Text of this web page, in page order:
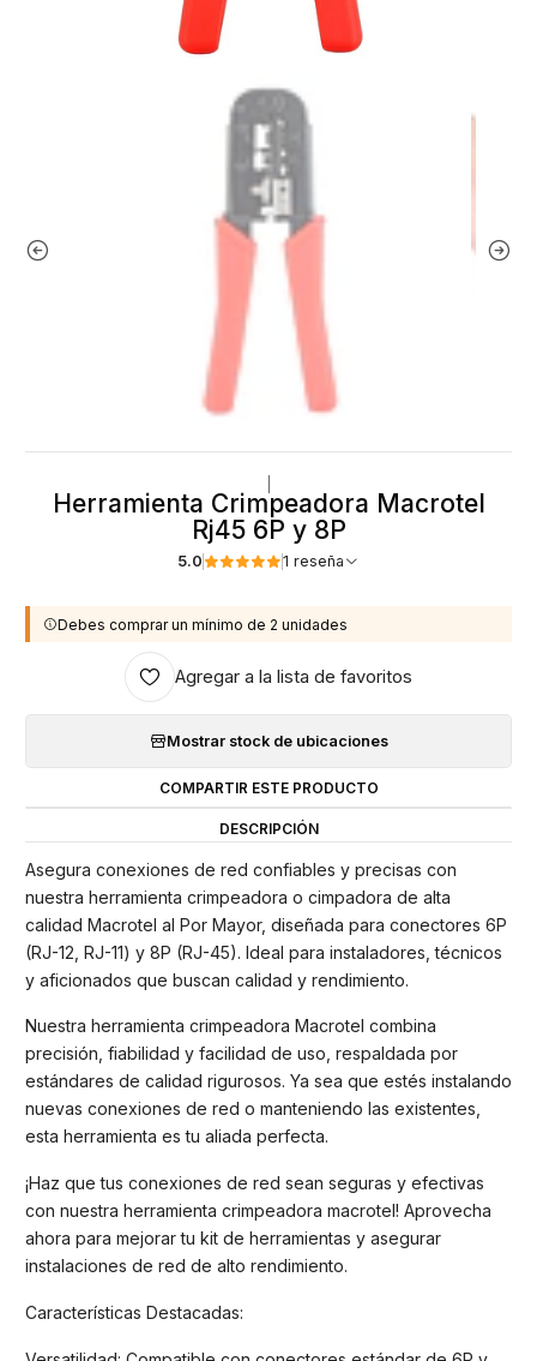
Herramienta Crimpeadora Macrotel
Rj45 6P y 8P
5.0 1 reseña
Debes comprar un mínimo de 2 unidades
Agregar a la lista de favoritos
Mostrar stock de ubicaciones
COMPARTIR ESTE PRODUCTO
DESCRIPCIÓN
Asegura conexiones de red confiables y precisas con
nuestra herramienta crimpeadora o cimpadora de alta
calidad Macrotel al Por Mayor, diseñada para conectores 6P
(RJ-12, RJ-11) y 8P (RJ-45). Ideal para instaladores, técnicos
y aficionados que buscan calidad y rendimiento.
Nuestra herramienta crimpeadora Macrotel combina
precisión, fiabilidad y facilidad de uso, respaldada por
estándares de calidad rigurosos. Ya sea que estés instalando
nuevas conexiones de red o manteniendo las existentes,
esta herramienta es tu aliada perfecta.
¡Haz que tus conexiones de red sean seguras y efectivas
con nuestra herramienta crimpeadora macrotel! Aprovecha
ahora para mejorar tu kit de herramientas y asegurar
instalaciones de red de alto rendimiento.
Características Destacadas: